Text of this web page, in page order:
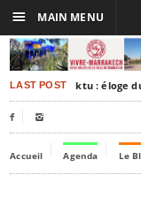
LAST POSTTimbuktu : éloge
 
Accueil Agenda Le
☰ MAIN MENU